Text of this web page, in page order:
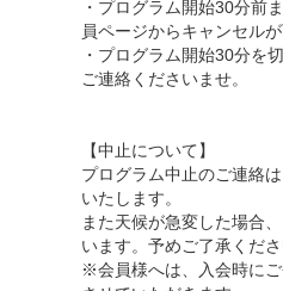
・プログラム開始30分前
員ページからキャンセルが
・プログラム開始30分を
ご連絡くださいませ。
【中止について】
プログラム中止のご連絡
いたします。
また天候が急変した場合
います。予めご了承くださ
※会員様へは、入会時に